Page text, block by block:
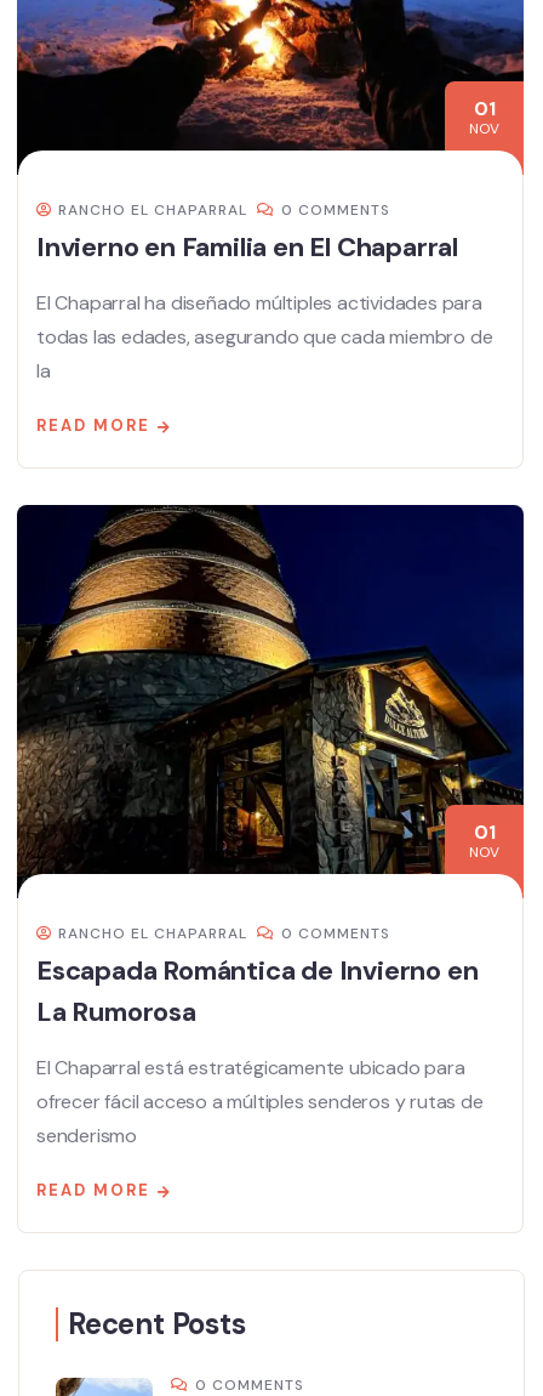
01
NOV
RANCHO EL CHAPARRAL 0 COMMENTS
Invierno en Familia en El Chaparral
El Chaparral ha diseñado múltiples actividades para
todas las edades, asegurando que cada miembro de
la
READ MORE
01
NOV
RANCHO EL CHAPARRAL 0 COMMENTS
Escapada Romántica de Invierno en
La Rumorosa
El Chaparral está estratégicamente ubicado para
ofrecer fácil acceso a múltiples senderos y rutas de
senderismo
READ MORE
Recent Posts
0 COMMENTS